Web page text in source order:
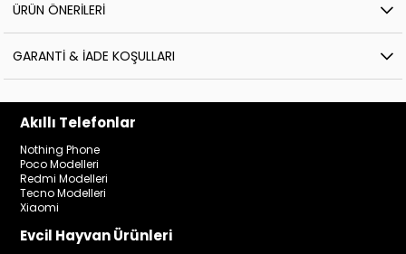
ÜRÜN ÖNERILERI
GARANTI & İADE KOŞULLARI
Akıllı Telefonlar
Nothing Phone
Poco Modelleri
Redmi Modelleri
Tecno Modelleri
Xiaomi
Evcil Hayvan Ürünleri